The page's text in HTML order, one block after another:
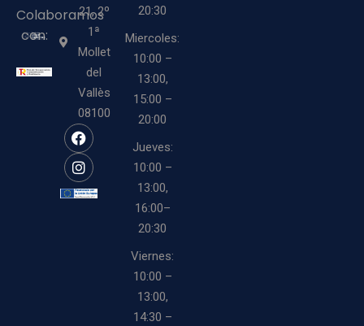
Colaboramos
con:
21, 2º
1ª
Mollet
del
Vallès
08100
20:30
Miercoles:
10:00 –
13:00,
15:00 –
20:00
Jueves:
10:00 –
13:00,
16:00–
20:30
Viernes:
10:00 –
13:00,
14:30 –